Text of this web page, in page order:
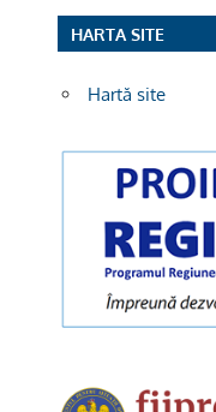
HARTA SITE
Hartă site